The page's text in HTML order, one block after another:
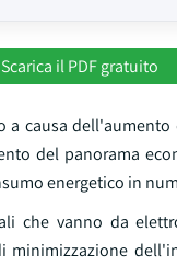
Scarica il PDF gratuito
causa
del panorama
energetico in
che vanno da
minimizzazione